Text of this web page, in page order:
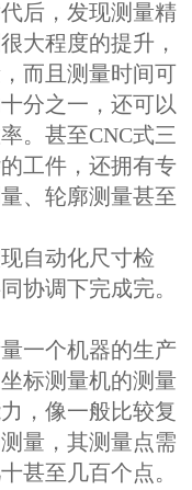
后，发现测量精
大程度的提升，
而且测量时间可
分之一，还可以
。甚至CNC式三
工件，还拥有专
、轮廓测量甚至
自动化尺寸检
协调下完成完。
一个机器的生产
标测量机的测量
，像一般比较复
量，其测量点需
甚至几百个点。